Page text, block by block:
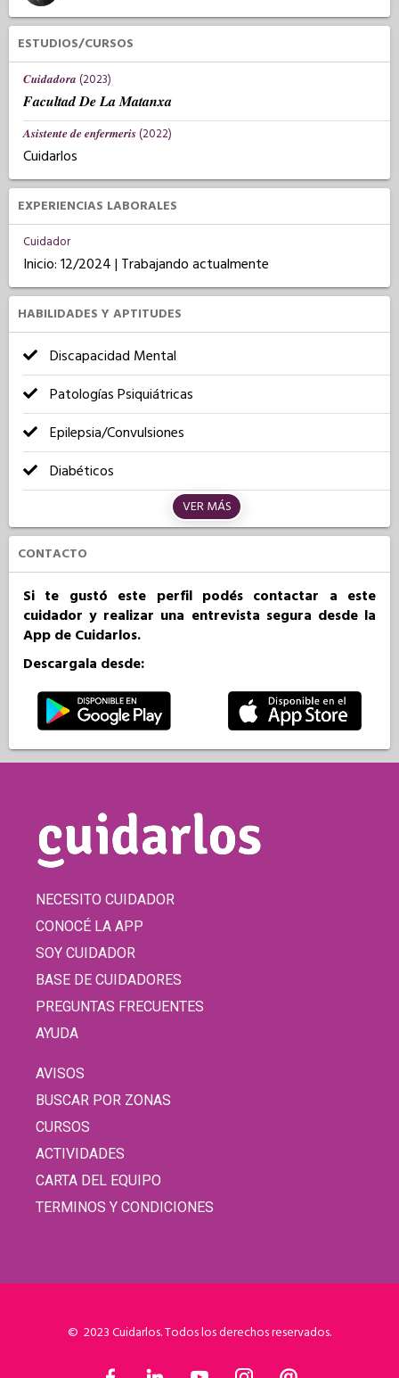
ESTUDIOS/CURSOS
𝑪𝒖𝒊𝒅𝒂𝒅𝒐𝒓𝒂 (2023)
𝑭𝒂𝒄𝒖𝒍𝒕𝒂𝒅 𝑫𝒆 𝑳𝒂 𝑴𝒂𝒕𝒂𝒏𝒙𝒂
𝑨𝒔𝒊𝒔𝒕𝒆𝒏𝒕𝒆 𝒅𝒆 𝒆𝒏𝒇𝒆𝒓𝒎𝒆𝒓𝒊𝒔 (2022)
Cuidarlos
EXPERIENCIAS LABORALES
Cuidador
Inicio: 12/2024 | Trabajando actualmente
HABILIDADES Y APTITUDES
Discapacidad Mental
Patologías Psiquiátricas
Epilepsia/Convulsiones
Diabéticos
VER MÁS
CONTACTO
Si te gustó este perfil podés contactar a este
cuidador y realizar una entrevista segura desde la
App de Cuidarlos.
Descargala desde:
NECESITO CUIDADOR
CONOCÉ LA APP
SOY CUIDADOR
BASE DE CUIDADORES
PREGUNTAS FRECUENTES
AYUDA
AVISOS
BUSCAR POR ZONAS
CURSOS
ACTIVIDADES
CARTA DEL EQUIPO
TERMINOS Y CONDICIONES
© 2023 Cuidarlos. Todos los derechos reservados.